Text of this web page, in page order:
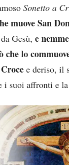
Sonetto a
muove San
Gesù, e
lo
e deriso, il
i suoi affronti e